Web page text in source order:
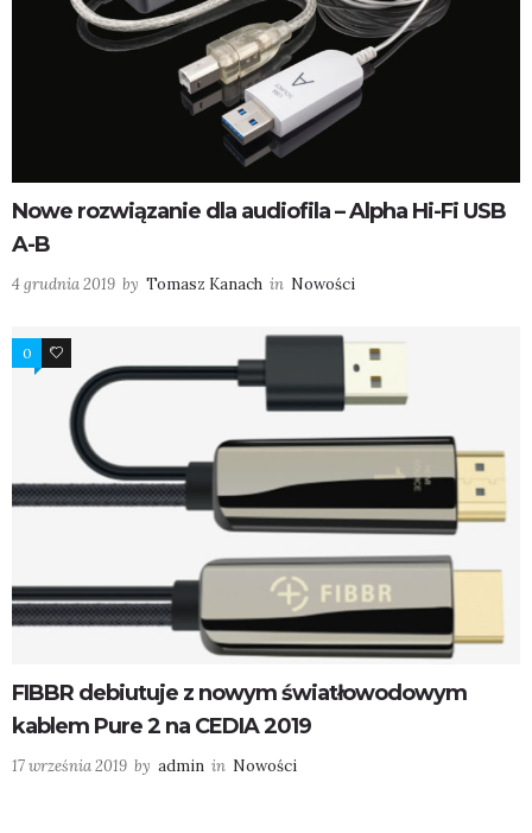
Nowe rozwiązanie dla audiofila – Alpha Hi-Fi USB
A-B
4 grudnia 2019 by Tomasz Kanach in Nowości
0 1
FIBBR debiutuje z nowym światłowodowym
kablem Pure 2 na CEDIA 2019
17 września 2019 by admin in Nowości